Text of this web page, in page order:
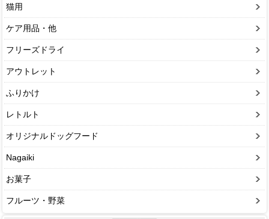
猫用
ケア用品・他
フリーズドライ
アウトレット
ふりかけ
レトルト
オリジナルドッグフード
Nagaiki
お菓子
フルーツ・野菜